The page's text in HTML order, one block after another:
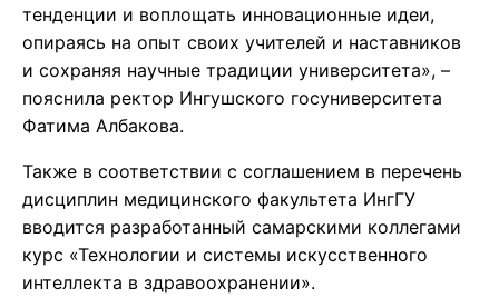
тенденции и воплощать инновационные идеи,
опираясь на опыт своих учителей и наставников
и сохраняя научные традиции университета», –
пояснила ректор Ингушского госуниверситета
Фатима Албакова.
Также в соответствии с соглашением в перечень
дисциплин медицинского факультета ИнгГУ
вводится разработанный самарскими коллегами
курс «Технологии и системы искусственного
интеллекта в здравоохранении».